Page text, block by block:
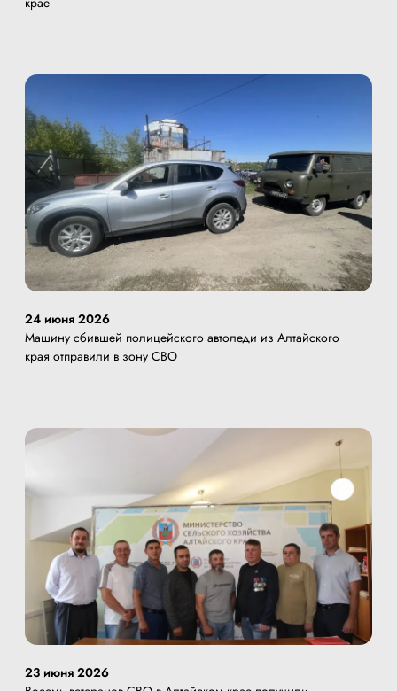
24 июня 2026
Машину сбившей полицейского автоледи из Алтайского
края отправили в зону СВО
23 июня 2026